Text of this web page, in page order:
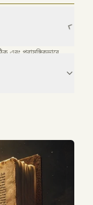
এবং প্রাসঙ্গিকভাবে